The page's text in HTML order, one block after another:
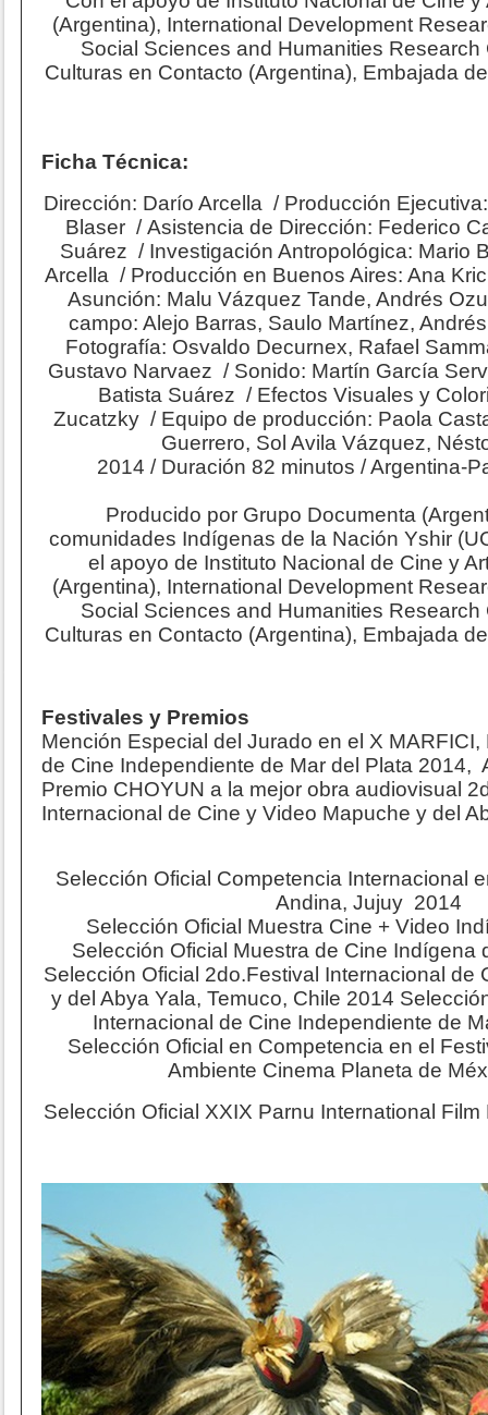
(Argentina), International Development
Social Sciences and Humanities Research
Culturas en Contacto (Argentina), Embajada
Ficha Técnica:
Dirección: Darío Arcella / Producción
Blaser / Asistencia de Dirección: Federico
Suárez / Investigación Antropológica: Mario
Arcella / Producción en Buenos Aires: Ana
Asunción: Malu Vázquez Tande, Andrés
campo: Alejo Barras, Saulo Martínez,
Fotografía: Osvaldo Decurnex, Rafael
Gustavo Narvaez / Sonido: Martín García
Batista Suárez / Efectos Visuales y
Zucatzky / Equipo de producción: Paola
Guerrero, Sol Avila Vázquez,
2014 / Duración 82 minutos / Argentina-
Producido por Grupo Documenta
comunidades Indígenas de la Nación Yshir
el apoyo de Instituto Nacional de Cine y
(Argentina), International Development
Social Sciences and Humanities Research
Culturas en Contacto (Argentina), Embajada
Festivales y Premios
Mención Especial del Jurado en el X
de Cine Independiente de Mar del Plata 2014,
Premio CHOYUN a la mejor obra audiovisual
Internacional de Cine y Video Mapuche y del
Selección Oficial Competencia Internacional
Andina, Jujuy 2014
Selección Oficial Muestra Cine + Video
Selección Oficial Muestra de Cine Indígena
Selección Oficial 2do.Festival Internacional de
y del Abya Yala, Temuco, Chile 2014
Internacional de Cine Independiente de
Selección Oficial en Competencia en el
Ambiente Cinema Planeta de
Selección Oficial XXIX Parnu International